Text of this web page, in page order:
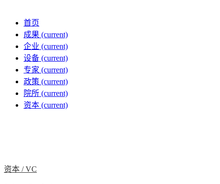
首页
成果 (current)
企业 (current)
设备 (current)
专家 (current)
政策 (current)
院所 (current)
资本 (current)
资本 /VC